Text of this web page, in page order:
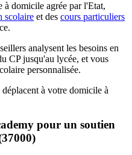
à domicile agrée par l'Etat,
scolaire et des cours particuliers
analysent les besoins en
CP jusqu'au lycée, et vous
personnalisée.
à votre domicile à
pour un soutien